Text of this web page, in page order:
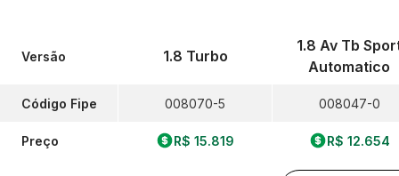
Versão
Código Fipe
Preço
1.8 Turbo
008070-5
R$ 15.819
1.8 Av Tb
Automatico
008047-0
R$ 12.654